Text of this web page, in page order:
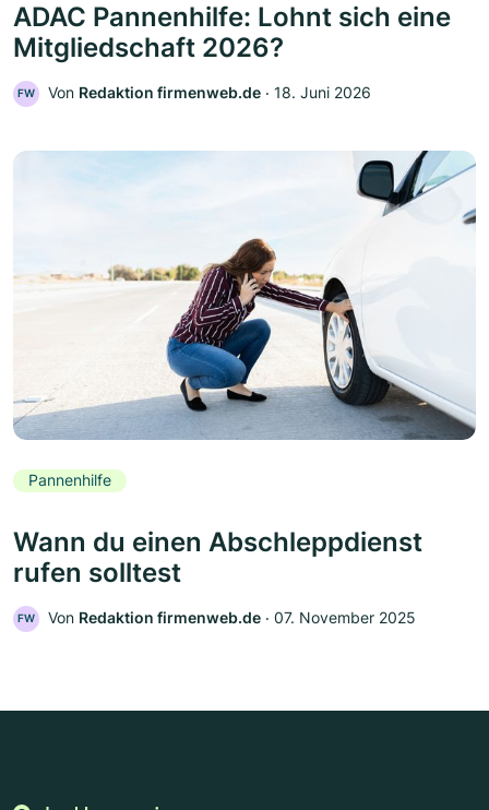
ADAC Pannenhilfe: Lohnt sich eine
Mitgliedschaft 2026?
FW Von Redaktion firmenweb.de ‧ 18. Juni 2026
Pannenhilfe
Wann du einen Abschleppdienst
rufen solltest
FW Von Redaktion firmenweb.de ‧ 07. November 2025